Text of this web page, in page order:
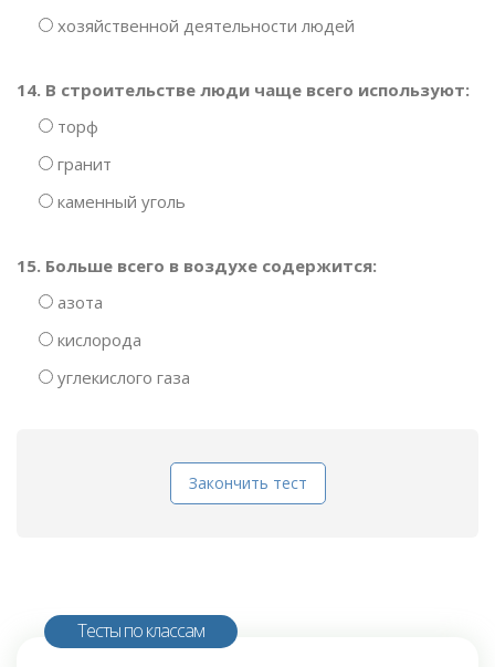
хозяйственной деятельности людей
14. В строительстве люди чаще всего используют:
торф
гранит
каменный уголь
15. Больше всего в воздухе содержится:
азота
кислорода
углекислого газа
Закончить тест
Тесты по классам